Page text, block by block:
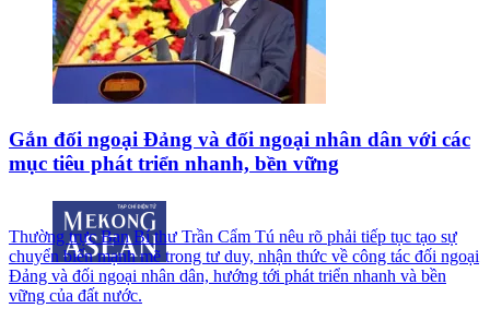
Gắn đối ngoại Đảng và đối ngoại nhân dân với các
mục tiêu phát triển nhanh, bền vững
Thường trực Ban Bí thư Trần Cẩm Tú nêu rõ phải tiếp tục tạo sự
chuyển biến mạnh mẽ trong tư duy, nhận thức về công tác đối ngoại
Đảng và đối ngoại nhân dân, hướng tới phát triển nhanh và bền
vững của đất nước.